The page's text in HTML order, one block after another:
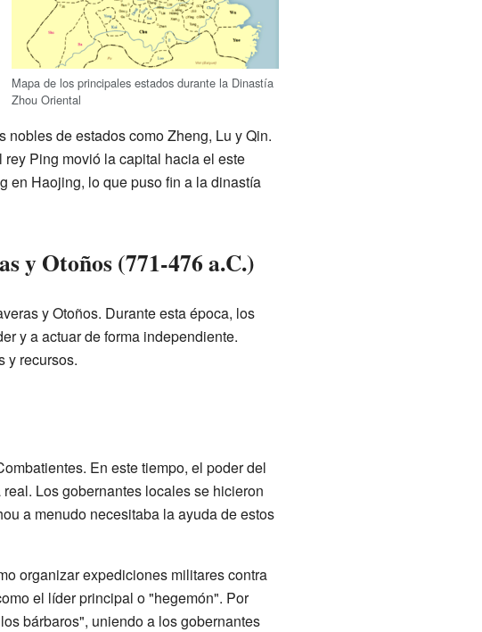
Mapa de los principales estados durante la Dinastía
Zhou Oriental
nobles de estados como Zheng, Lu y Qin.
Ping movió la capital hacia el este
en Haojing, lo que puso fin a la dinastía
y Otoños (771-476 a.C.)
y Otoños. Durante esta época, los
y a actuar de forma independiente.
y recursos.
En este tiempo, el poder del
Los gobernantes locales se hicieron
a menudo necesitaba la ayuda de estos
organizar expediciones militares contra
el líder principal o "hegemón". Por
bárbaros", uniendo a los gobernantes